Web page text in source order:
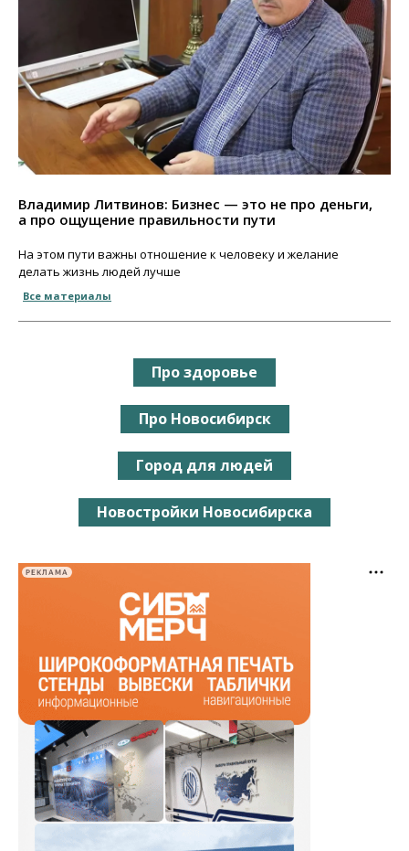
Владимир Литвинов: Бизнес — это не про деньги,
а про ощущение правильности пути
На этом пути важны отношение к человеку и желание
делать жизнь людей лучше
Все материалы
Про здоровье
Про Новосибирск
Город для людей
Новостройки Новосибирска
РЕКЛАМА